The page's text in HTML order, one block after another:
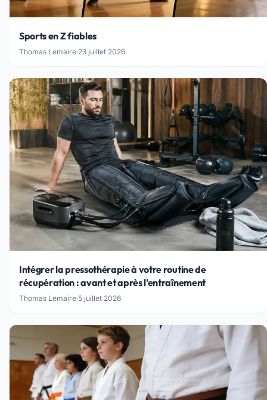
Sports en Z fiables
Thomas Lemaire·23 juillet 2026
Intégrer la pressothérapie à votre routine de
récupération : avant et après l'entraînement
Thomas Lemaire·5 juillet 2026